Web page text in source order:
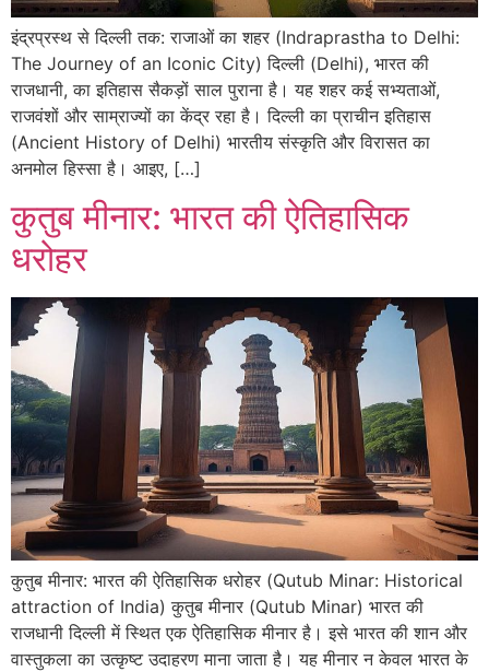
इंद्रप्रस्थ से दिल्ली तक: राजाओं का शहर (Indraprastha to Delhi:
The Journey of an Iconic City) दिल्ली (Delhi), भारत की
राजधानी, का इतिहास सैकड़ों साल पुराना है। यह शहर कई सभ्यताओं,
राजवंशों और साम्राज्यों का केंद्र रहा है। दिल्ली का प्राचीन इतिहास
(Ancient History of Delhi) भारतीय संस्कृति और विरासत का
अनमोल हिस्सा है। आइए, […]
कुतुब मीनार: भारत की ऐतिहासिक
धरोहर
कुतुब मीनार: भारत की ऐतिहासिक धरोहर (Qutub Minar: Historical
attraction of India) कुतुब मीनार (Qutub Minar) भारत की
राजधानी दिल्ली में स्थित एक ऐतिहासिक मीनार है। इसे भारत की शान और
वास्तुकला का उत्कृष्ट उदाहरण माना जाता है। यह मीनार न केवल भारत के